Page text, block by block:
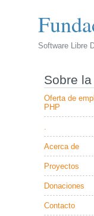
Software Libre
Sobre
Oferta de
PHP
.
Acerca de
Proyectos
Donaciones
Contacto